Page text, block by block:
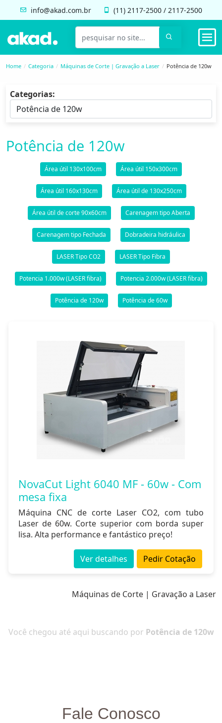
info@akad.com.br (11) 2117-2500 / 2117-2500
Home Categoria Máquinas de Corte | Gravação a Laser Potência de 120w
Categorias:
Potência de 120w
Área útil 130x100cm Área útil 150x300cm
Área útil 160x130cm Área útil de 130x250cm
Área útil de corte 90x60cm Carenagem tipo Aberta
Carenagem tipo Fechada Dobradeira hidráulica
LASER Tipo CO2 LASER Tipo Fibra
Potencia 1.000w (LASER fibra) Potencia 2.000w (LASER fibra)
Potência de 120w Potência de 60w
NovaCut Light 6040 MF - 60w - Com
mesa fixa
Máquina CNC de corte Laser CO2, com tubo
Laser de 60w. Corte superior com borda super
lisa. Alta performance e fantástico preço!
Pedir Cotação
Ver detalhes
Máquinas de Corte | Gravação a Laser
Você chegou até aqui buscando por Potência de 120w
Fale Conosco